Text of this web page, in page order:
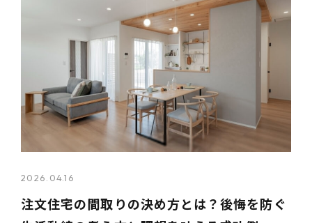
2026.04.16
注文住宅の間取りの決め方とは？後悔を防ぐ